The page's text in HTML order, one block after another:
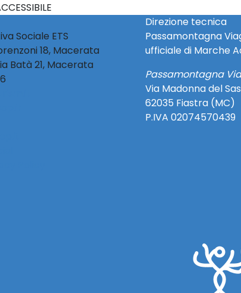
Sociale ETS
18, Macerata
Batà 21, Macerata
Direzione tecnica
Passamontagna
ufficiale di Marche
Passamontagna
Via Madonna del
62035 Fiastra (MC)
P.IVA 02074570439